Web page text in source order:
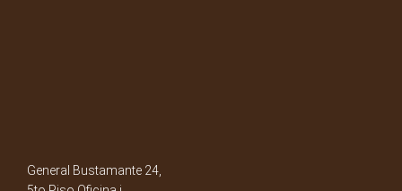
General Bustamante 24,